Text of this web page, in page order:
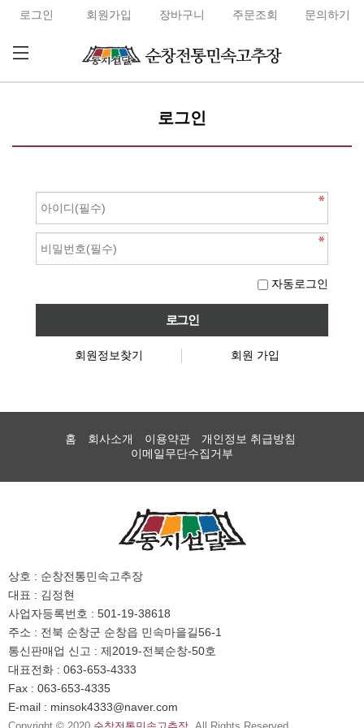
로그인 회원가입 장바구니 주문조회 문의하기
로그인
자동로그인
회원정보찾기 회원 가입
홈 회사소개 이용약관
개인정보 취급방침
이메일무단수집거부
상호 : 순창전통민속고추장
대표 : 김정현
사업자등록번호 : 501-19-38618
주소 : 전북 순창군 순창읍 민속마을길56-1
통신판매업 신고 : 제2019-전북순창-50호
대표전화 : 063-653-4333
Fax : 063-653-4335
E-mail : minsok4333@naver.com